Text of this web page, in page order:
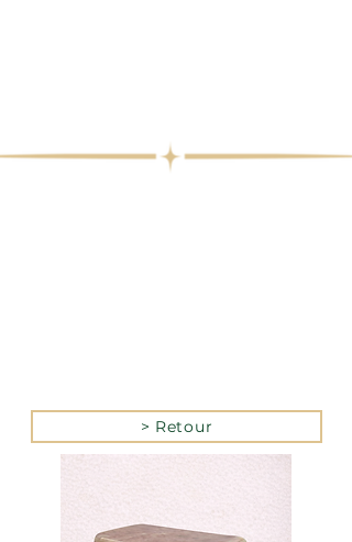
> Retour